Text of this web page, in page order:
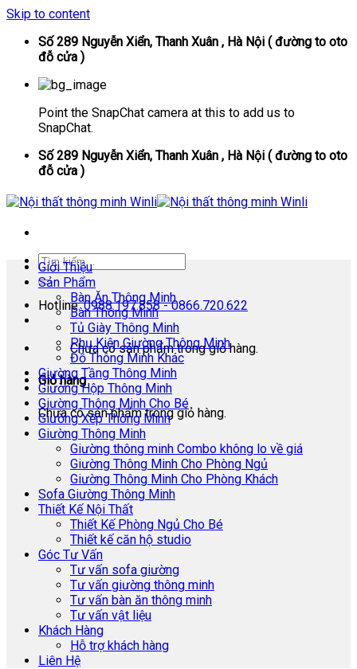
Skip to content
Số 289 Nguyễn Xiển, Thanh Xuân , Hà Nội ( đường to oto
đỗ cửa )
Point the SnapChat camera at this to add us to
SnapChat.
Số 289 Nguyễn Xiển, Thanh Xuân , Hà Nội ( đường to oto
đỗ cửa )
Hotline:0988.197.858 - 0866.720.622
Chưa có sản phẩm trong giỏ hàng.
Giỏ hàng
Chưa có sản phẩm trong giỏ hàng.
Giới Thiệu
Sản Phẩm
Bàn Ăn Thông Minh
Bàn Thông Minh
Tủ Giày Thông Minh
Phụ Kiện Giường Thông Minh
Đồ Thông Minh Khác
Giường Tầng Thông Minh
Giường Hộp Thông Minh
Giường Thông Minh Cho Bé
Giường Xếp Thông Minh
Giường Thông Minh
Giường thông minh Combo không lo về giá
Giường Thông Minh Cho Phòng Ngủ
Giường Thông Minh Cho Phòng Khách
Sofa Giường Thông Minh
Thiết Kế Nội Thất
Thiết Kế Phòng Ngủ Cho Bé
Thiết kế căn hộ studio
Góc Tư Vấn
Tư vấn sofa giường
Tư vấn giường thông minh
Tư vấn bàn ăn thông minh
Tư vấn vật liệu
Khách Hàng
Hỗ trợ khách hàng
Liên Hệ